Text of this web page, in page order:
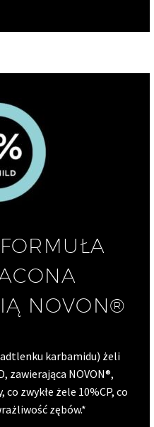
NOVON®
karbamidu) żeli
zawierająca NOVON®,
zwykłe żele 10%CP, co
zębów.*